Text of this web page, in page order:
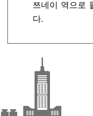
쯔네이 역으로
다.